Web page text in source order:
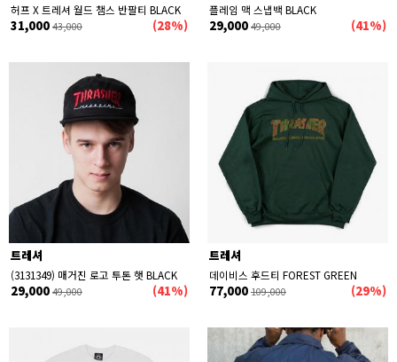
허프 X 트레셔 월드 챔스 반팔티 BLACK
31,000 43,000 (28%)
플레임 맥 스냅백 BLACK
29,000 49,000 (41%)
트레셔
(3131349) 매거진 로고 투톤 햇 BLACK
29,000 49,000 (41%)
트레셔
데이비스 후드티 FOREST GREEN
77,000 109,000 (29%)